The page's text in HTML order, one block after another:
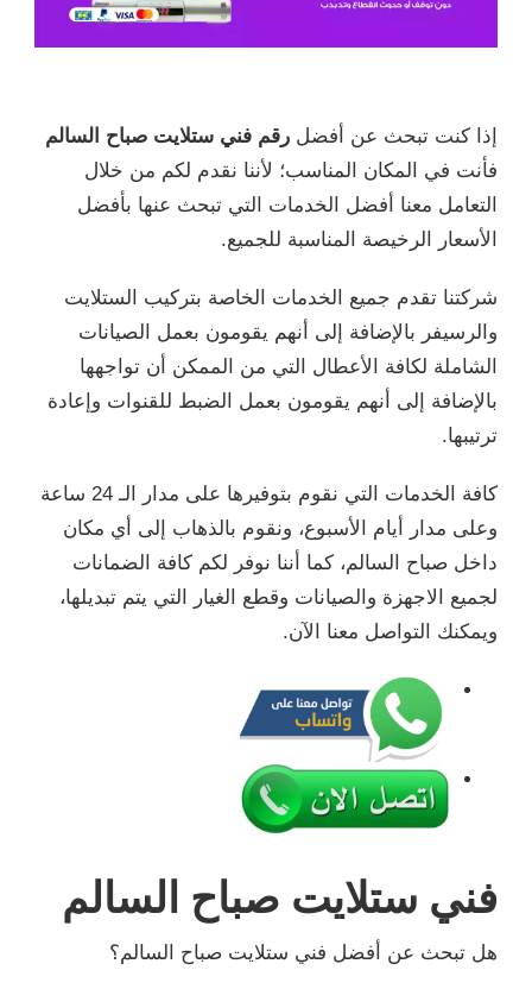
إذا كنت تبحث عن أفضل رقم فني ستلايت صباح السالم
فأنت في المكان المناسب؛ لأننا نقدم لكم من خلال
التعامل معنا أفضل الخدمات التي تبحث عنها بأفضل
الأسعار الرخيصة المناسبة للجميع.
شركتنا تقدم جميع الخدمات الخاصة بتركيب الستلايت
والرسيفر بالإضافة إلى أنهم يقومون بعمل الصيانات
الشاملة لكافة الأعطال التي من الممكن أن تواجهها
بالإضافة إلى أنهم يقومون بعمل الضبط للقنوات وإعادة
ترتيبها.
كافة الخدمات التي نقوم بتوفيرها على مدار الـ 24 ساعة
وعلى مدار أيام الأسبوع، ونقوم بالذهاب إلى أي مكان
داخل صباح السالم، كما أننا نوفر لكم كافة الضمانات
لجميع الاجهزة والصيانات وقطع الغيار التي يتم تبديلها،
ويمكنك التواصل معنا الآن.
فني ستلايت صباح السالم
هل تبحث عن أفضل فني ستلايت صباح السالم؟